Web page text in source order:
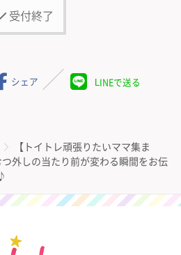
受付終了
シェア LINEで送る
【トイトレ頑張りたいママ集ま
外しの当たり前が変わる瞬間をお伝